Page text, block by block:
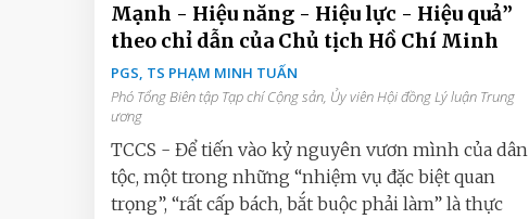
Mạnh - Hiệu năng - Hiệu lực - Hiệu quả”
theo chỉ dẫn của Chủ tịch Hồ Chí Minh
PGS, TS PHẠM MINH TUẤN
Phó Tổng Biên tập Tạp chí Cộng sản, Ủy viên Hội đồng Lý luận Trung
ương
TCCS - Để tiến vào kỷ nguyên vươn mình của dân
tộc, một trong những “nhiệm vụ đặc biệt quan
trọng”, “rất cấp bách, bắt buộc phải làm” là thực